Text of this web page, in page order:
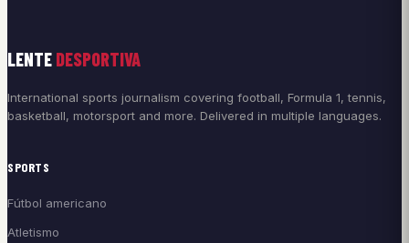
LENTE DESPORTIVA
International sports journalism covering football, Formula 1, tennis,
basketball, motorsport and more. Delivered in multiple languages.
SPORTS
Fútbol americano
Atletismo